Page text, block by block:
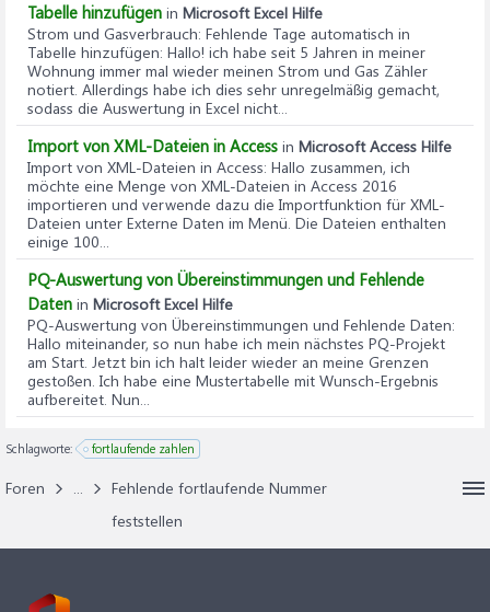
Tabelle hinzufügen in Microsoft Excel Hilfe
Strom und Gasverbrauch: Fehlende Tage automatisch in
Tabelle hinzufügen: Hallo! ich habe seit 5 Jahren in meiner
Wohnung immer mal wieder meinen Strom und Gas Zähler
notiert. Allerdings habe ich dies sehr unregelmäßig gemacht,
sodass die Auswertung in Excel nicht...
Import von XML-Dateien in Access in Microsoft Access Hilfe
Import von XML-Dateien in Access: Hallo zusammen, ich
möchte eine Menge von XML-Dateien in Access 2016
importieren und verwende dazu die Importfunktion für XML-
Dateien unter Externe Daten im Menü. Die Dateien enthalten
einige 100...
PQ-Auswertung von Übereinstimmungen und Fehlende
Daten in Microsoft Excel Hilfe
PQ-Auswertung von Übereinstimmungen und Fehlende Daten:
Hallo miteinander, so nun habe ich mein nächstes PQ-Projekt
am Start. Jetzt bin ich halt leider wieder an meine Grenzen
gestoßen. Ich habe eine Mustertabelle mit Wunsch-Ergebnis
aufbereitet. Nun...
Schlagworte: fortlaufende zahlen
Foren ...
Fehlende fortlaufende Nummer
feststellen